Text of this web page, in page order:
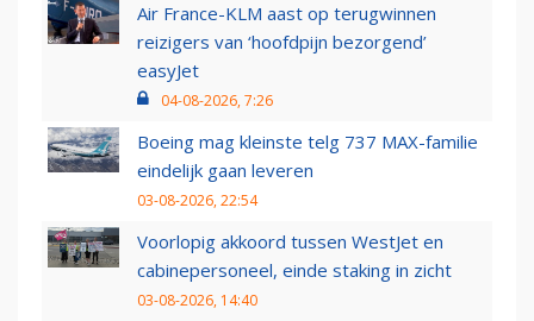
Air France-KLM aast op terugwinnen
reizigers van ‘hoofdpijn bezorgend’
easyJet
04-08-2026, 7:26
Boeing mag kleinste telg 737 MAX-familie
eindelijk gaan leveren
03-08-2026, 22:54
Voorlopig akkoord tussen WestJet en
cabinepersoneel, einde staking in zicht
03-08-2026, 14:40